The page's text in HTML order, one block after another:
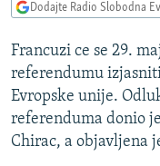
Pređite
pretragu
VIZUELNO
VIDEO
FOTOGALERIJE
INFOGRAFIKE
PODCASTI
RAT U UKRAJINI
KINA NA BALKANU
RSE PRIČE IZ SVIJETA
Dodajte Radio Slobodna
Francuzi ce se 29.
referendumu
Evropske unije.
referenduma donio
Chirac, a objavljena